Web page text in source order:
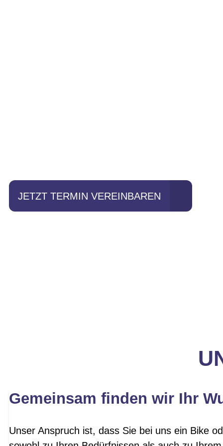
JETZT TERMIN VEREINBAREN
Gemeinsam finden wir Ihr
Unser Anspruch ist, dass Sie bei uns ein Bike